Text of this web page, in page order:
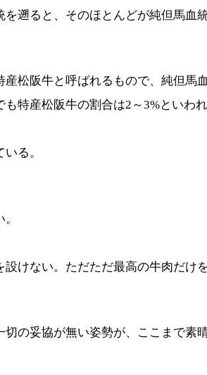
遡ると、そのほとんどが純但馬血
松阪牛と呼ばれるもので、純但馬血
特産松阪牛の割合は2～3%といわ
る。
けない。ただただ最高の牛肉だけ
の妥協が無い姿勢が、ここまで素